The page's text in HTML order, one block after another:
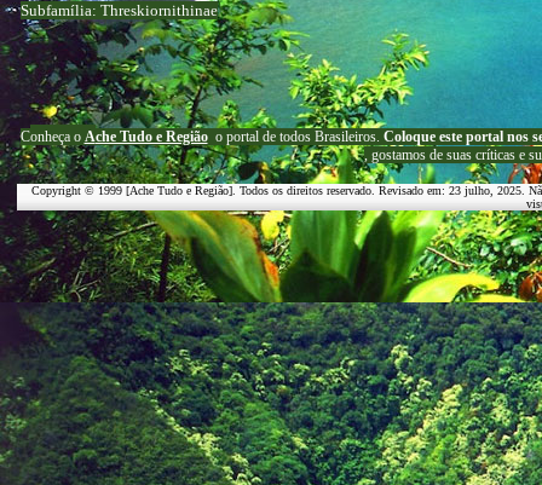
Subfamília: Threskiornithinae
Conheça o Ache Tudo e Regiãoo portal de todos Brasileiros. Coloque este portal nos
, gostamos de suas críticas e
Copyright © 1999 [Ache Tudo e Região]. Todos os direitos reservado. Revisado em: 23 julho, 2025 .